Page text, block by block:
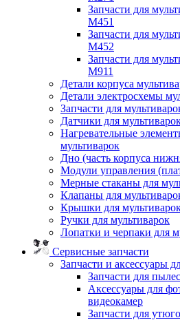
Запчасти для
M451
Запчасти для
M452
Запчасти для
M911
Детали корпуса
Детали электросхемы
Запчасти для
Датчики для
Нагревательные
мультиварок
Дно (часть корпуса
Модули управления
Мерные стаканы для
Клапаны для
Крышки для
Ручки для мультиварок
Лопатки и черпаки для
Сервисные запчасти
Запчасти и аксессуары
Запчасти для
Аксессуары для
видеокамер
Запчасти для